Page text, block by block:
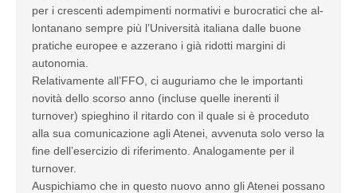
per i crescenti adempimenti normativi e burocratici che al-
lontanano sempre più l’Università italiana dalle buone
pratiche europee e azzerano i già ridotti margini di
autonomia.
Relativamente all’FFO, ci auguriamo che le importanti
novità dello scorso anno (incluse quelle inerenti il
turnover) spieghino il ritardo con il quale si è proceduto
alla sua comunicazione agli Atenei, avvenuta solo verso la
fine dell’esercizio di riferimento. Analogamente per il
turnover.
Auspichiamo che in questo nuovo anno gli Atenei possano